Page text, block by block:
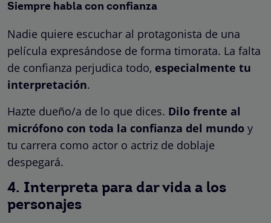
Siempre habla con confianza
Nadie quiere escuchar al protagonista de una
película expresándose de forma timorata. La falta
de confianza perjudica todo, especialmente tu
interpretación.
Hazte dueño/a de lo que dices. Dilo frente al
micrófono con toda la confianza del mundo y
tu carrera como actor o actriz de doblaje
despegará.
4. Interpreta para dar vida a los
personajes